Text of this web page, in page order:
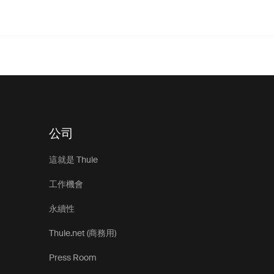
公司
這就是 Thule
工作機會
永續性
Thule.net (商務用)
Press Room